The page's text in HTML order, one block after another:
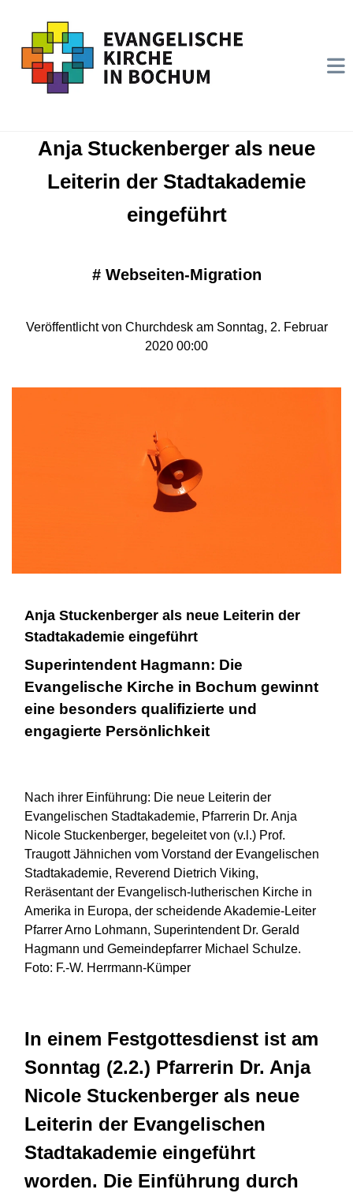
Anja Stuckenberger als neue
Leiterin der Stadtakademie
eingeführt
# Webseiten-Migration
Veröffentlicht von Churchdesk am Sonntag, 2. Februar
2020 00:00
Anja Stuckenberger als neue Leiterin der
Stadtakademie eingeführt
Superintendent Hagmann: Die
Evangelische Kirche in Bochum gewinnt
eine besonders qualifizierte und
engagierte Persönlichkeit
Nach ihrer Einführung: Die neue Leiterin der
Evangelischen Stadtakademie, Pfarrerin Dr. Anja
Nicole Stuckenberger, begeleitet von (v.l.) Prof.
Traugott Jähnichen vom Vorstand der Evangelischen
Stadtakademie, Reverend Dietrich Viking,
Reräsentant der Evangelisch-lutherischen Kirche in
Amerika in Europa, der scheidende Akademie-Leiter
Pfarrer Arno Lohmann, Superintendent Dr. Gerald
Hagmann und Gemeindepfarrer Michael Schulze.
Foto: F.-W. Herrmann-Kümper
In einem Festgottesdienst ist am
Sonntag (2.2.) Pfarrerin Dr. Anja
Nicole Stuckenberger als neue
Leiterin der Evangelischen
Stadtakademie eingeführt
worden. Die Einführung durch